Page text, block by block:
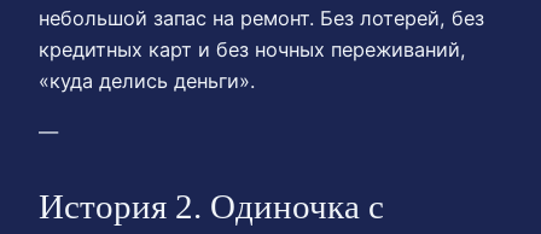
небольшой запас на ремонт. Без лотерей, без
кредитных карт и без ночных переживаний,
«куда делись деньги».
—
История 2. Одиночка с